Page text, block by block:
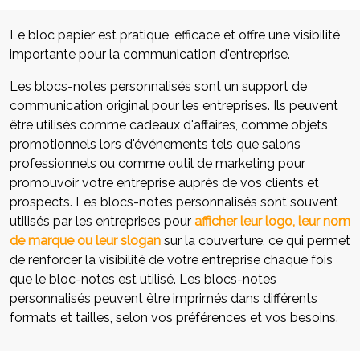
Le bloc papier est pratique, efficace et offre une visibilité
importante pour la communication d'entreprise.
Les blocs-notes personnalisés sont un support de
communication original pour les entreprises. Ils peuvent
être utilisés comme cadeaux d'affaires, comme objets
promotionnels lors d'événements tels que salons
professionnels ou comme outil de marketing pour
promouvoir votre entreprise auprès de vos clients et
prospects. Les blocs-notes personnalisés sont souvent
utilisés par les entreprises pour afficher leur logo, leur nom
de marque ou leur slogan sur la couverture, ce qui permet
de renforcer la visibilité de votre entreprise chaque fois
que le bloc-notes est utilisé. Les blocs-notes
personnalisés peuvent être imprimés dans différents
formats et tailles, selon vos préférences et vos besoins.